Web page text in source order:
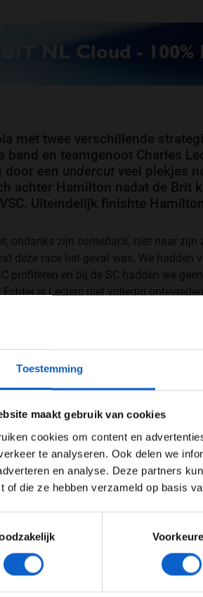
Toestemming
maakt gebruik van cookies
cookies om content en
te analyseren. Ook delen we
en analyse. Deze partners
of die ze hebben verzameld op basis
met twee verschillende
band en teamgenoot Charles
door een undercut veel plekjes
achter Hamilton nadat de Brit
Uiteindelijk finishte
ondanks zijn comeback, niet naar zijn
deze race het geval was. We hadden
profiteren en bij de SC hadden we
Echter is Leclerc niet volledig
is niet slecht als je kijkt naar hoe lastig
zwakte van de auto ligt: ''Onze focus
heel snel in de race. We verwachten
Toon alle
Toon alle
JONGER DAN 24